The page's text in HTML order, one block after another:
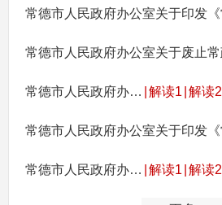
解读1 解读2
常德市人民政府办公室关于印发《常德市科创引导基金管理办法》的通知
解读1 解读2
常德市人民政府办公室关于印发《常德市规范涉企行政执法十项措施》的通知